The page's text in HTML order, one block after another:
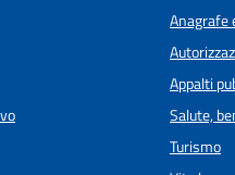
Anagrafe
Appalti
Salute,
Turismo